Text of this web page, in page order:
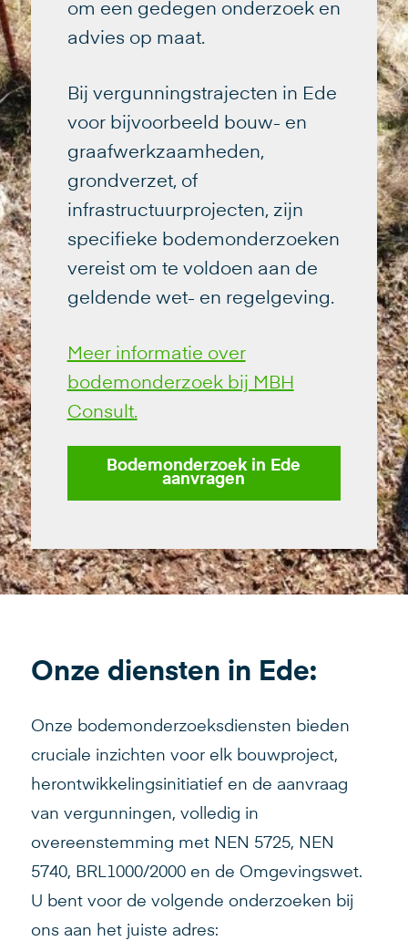
om een gedegen onderzoek en
advies op maat.
Bij vergunningstrajecten in Ede
voor bijvoorbeeld bouw- en
graafwerkzaamheden,
grondverzet, of
infrastructuurprojecten, zijn
specifieke bodemonderzoeken
vereist om te voldoen aan de
geldende wet- en regelgeving.
Meer informatie over
bodemonderzoek bij MBH
Consult.
Bodemonderzoek in Ede
aanvragen
Onze diensten in Ede:
Onze bodemonderzoeksdiensten bieden
cruciale inzichten voor elk bouwproject,
herontwikkelingsinitiatief en de aanvraag
van vergunningen, volledig in
overeenstemming met NEN 5725, NEN
5740, BRL1000/2000 en de Omgevingswet.
U bent voor de volgende onderzoeken bij
ons aan het juiste adres: